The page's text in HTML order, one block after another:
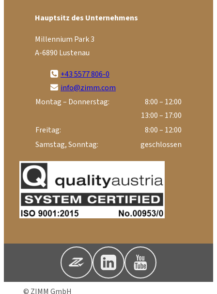
Hauptsitz des Unternehmens
Millennium Park 3
A-6890 Lustenau
+43 5577 806-0
info@zimm.com
Montag – Donnerstag:
8:00 – 12:00
13:00 – 17:00
Freitag:
8:00 – 12:00
Samstag, Sonntag:
geschlossen
© ZIMM GmbH